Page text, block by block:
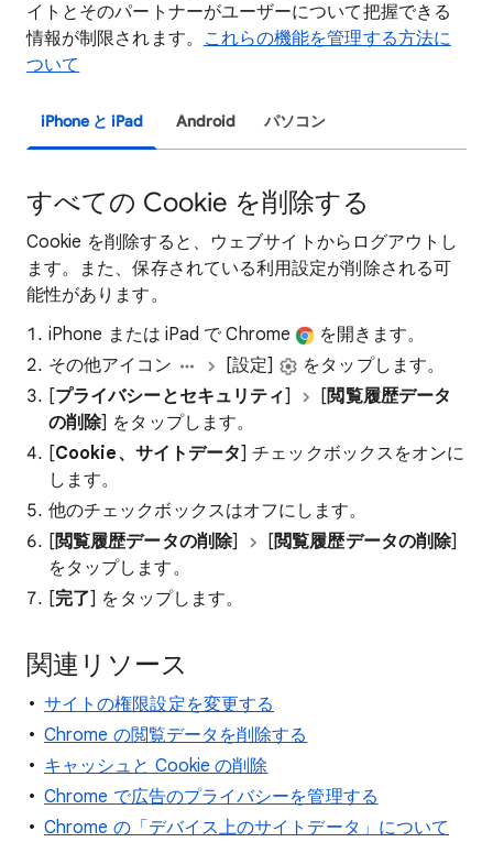
イトとそのパートナーがユーザーについて把握できる
情報が制限されます。
これらの機能を管理する方法に
ついて
iPhone と iPad Android パソコン
すべての Cookie を削除する
Cookie を削除すると、ウェブサイトからログアウトし
ます。また、保存されている利用設定が削除される可
能性があります。
iPhone または iPad で Chrome
を開きます。
その他アイコン
[設定]
をタップします。
[プライバシーとセキュリティ] [閲覧履歴データ
の削除] をタップします。
[Cookie、サイトデータ] チェックボックスをオンに
します。
他のチェックボックスはオフにします。
[閲覧履歴データの削除] [閲覧履歴データの削除]
をタップします。
[完了] をタップします。
関連リソース
サイトの権限設定を変更する
Chrome の閲覧データを削除する
キャッシュと Cookie の削除
Chrome で広告のプライバシーを管理する
Chrome の「デバイス上のサイトデータ」について